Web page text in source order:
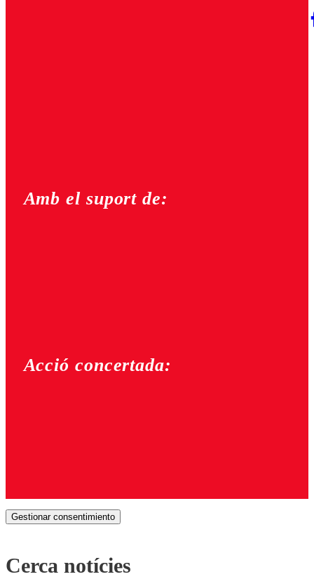
Amb el suport de:
Acció concertada:
Gestionar consentimiento
Cerca notícies